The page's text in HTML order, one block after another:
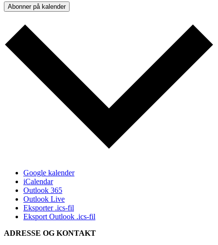
Abonner på kalender
Google kalender
iCalendar
Outlook 365
Outlook Live
Eksporter .ics-fil
Eksport Outlook .ics-fil
ADRESSE OG KONTAKT